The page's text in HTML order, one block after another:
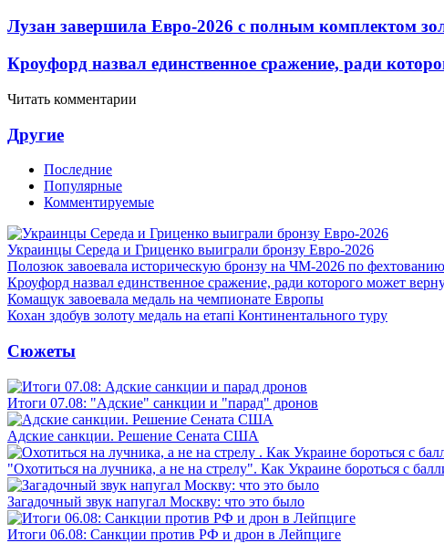
Лузан завершила Евро-2026 с полным комплектом
Кроуфорд назвал единственное сражение, ради
Читать комментарии
Другие
Последние
Популярные
Комментируемые
Украинцы Середа и Гриценко выиграли бронзу Евро-2026
Полозюк завоевала историческую бронзу на ЧМ-2026 по фехтованию
Кроуфорд назвал единственное сражение, ради которого может
Комащук завоевала медаль на чемпионате Европы
Кохан здобув золоту медаль на етапі Континентального туру
Сюжеты
Итоги 07.08: "Адские" санкции и "парад" дронов
Адские санкции. Решение Сената США
"Охотиться на лучника, а не на стрелу". Как Украине бороться с
Загадочный звук напугал Москву: что это было
Итоги 06.08: Санкции против РФ и дрон в Лейпциге